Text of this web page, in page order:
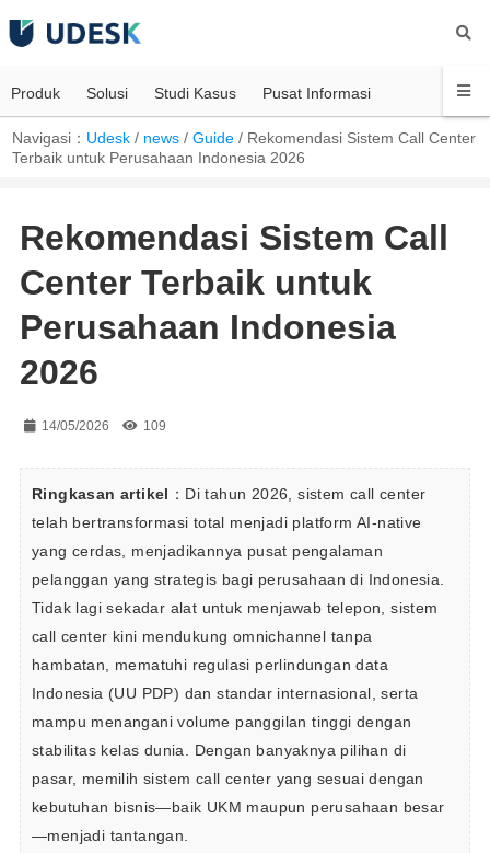
Produk Solusi Studi Kasus Pusat Informasi
Navigasi： Udesk / news /Guide / Rekomendasi Sistem Call Center
Terbaik untuk Perusahaan Indonesia 2026
Rekomendasi Sistem Call
Center Terbaik untuk
Perusahaan Indonesia
2026
14/05/2026 109
Ringkasan artikel ：Di tahun 2026, sistem call center
telah bertransformasi total menjadi platform AI-native
yang cerdas, menjadikannya pusat pengalaman
pelanggan yang strategis bagi perusahaan di Indonesia.
Tidak lagi sekadar alat untuk menjawab telepon, sistem
call center kini mendukung omnichannel tanpa
hambatan, mematuhi regulasi perlindungan data
Indonesia (UU PDP) dan standar internasional, serta
mampu menangani volume panggilan tinggi dengan
stabilitas kelas dunia. Dengan banyaknya pilihan di
pasar, memilih sistem call center yang sesuai dengan
kebutuhan bisnis—baik UKM maupun perusahaan besar
—menjadi tantangan.